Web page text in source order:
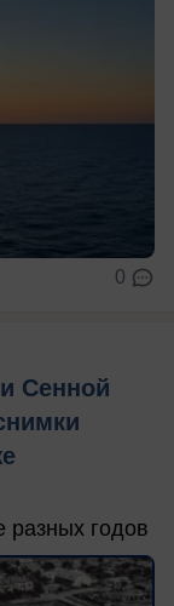
0
Сенной
разных годов